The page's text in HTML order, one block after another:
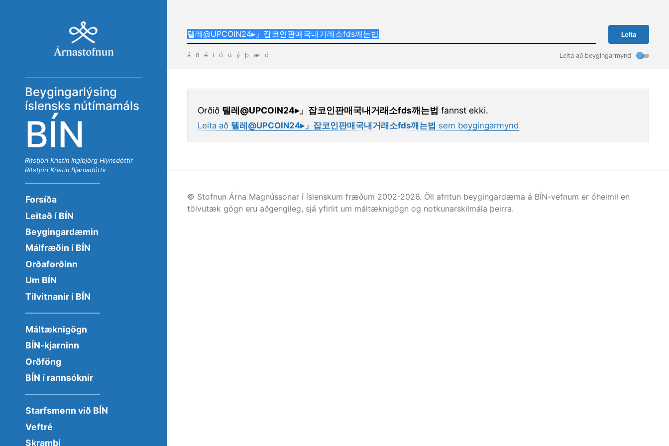
Beygingarlýsing
íslensks nútímamáls
BÍN
Ritstjóri Kristín Ingibjörg Hlynsdóttir
Ritstjóri Kristín Bjarnadóttir
Forsíða
Leitað í BÍN
Beygingardæmin
Málfræðin í BÍN
Orðaforðinn
Um BÍN
Tilvitnanir í BÍN
Máltæknigögn
BÍN-kjarninn
Orðföng
BÍN í rannsóknir
Starfsmenn við BÍN
Veftré
Skrambi
Leita
á ð é í ó ú ý þ æ ö Leita að beygingarmynd
Orðið 텔레@UPCOIN24▸」잡코인판매국내거래소fds깨는법 fannst ekki.
Leita að 텔레@UPCOIN24▸」잡코인판매국내거래소fds깨는법 sem beygingarmynd
© Stofnun Árna Magnússonar í íslenskum fræðum 2002-2026. Öll afritun beygingardæma á BÍN-vefnum er óheimil en
tölvutæk gögn eru aðgengileg, sjá yfirlit um máltæknigögn og notkunarskilmála þeirra.